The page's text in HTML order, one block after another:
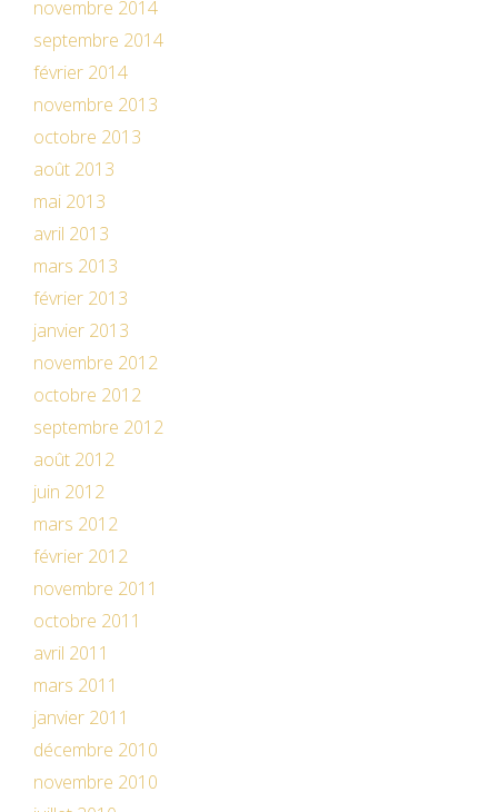
novembre 2014
septembre 2014
février 2014
novembre 2013
octobre 2013
août 2013
mai 2013
avril 2013
mars 2013
février 2013
janvier 2013
novembre 2012
octobre 2012
septembre 2012
août 2012
juin 2012
mars 2012
février 2012
novembre 2011
octobre 2011
avril 2011
mars 2011
janvier 2011
décembre 2010
novembre 2010